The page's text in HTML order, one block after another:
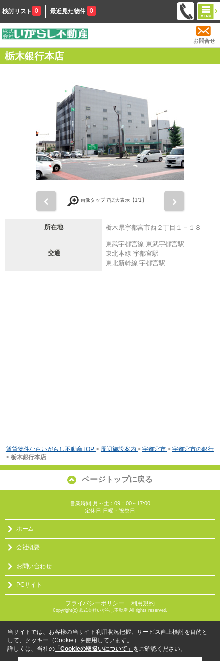
検討リスト 0 最近見た物件 0
お問合せ
栃木銀行本店
画像タップで拡大表示【1/1】
所在地 栃木県宇都宮市西２丁目１－１８
交通
東武宇都宮線 東武宇都宮駅
東北本線 宇都宮駅
東北新幹線 宇都宮駅
賃貸物件ならいがらし不動産TOP > 周辺施設案内 > 宇都宮市 > 宇都宮市の銀行
> 栃木銀行本店
ページトップに戻る
営業時間:月～土：09：00～17:00
定休日:日曜・祝祭日
ホーム
会社概要
お問い合わせ
PCサイト
プライバシーポリシー ｜ 利用規約
Copyright(c) 株式会社いがらし不動産 All rights reserved.
当サイトでは、お客様の当サイト利用状況把握、サービス向上検討を目的と
して、クッキー（Cookie）を使用しています。
詳しくは、当社の 「Cookieの取扱いについて」 をご確認ください。